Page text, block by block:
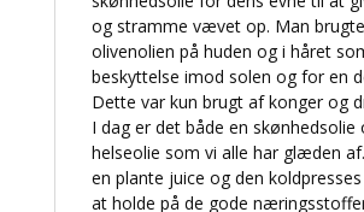
og stramme vævet op. Man
olivenolien på huden og i håret
beskyttelse imod solen og for en
Dette var kun brugt af konger og
I dag er det både en skønhedsolie
helseolie som vi alle har glæden
en plante juice og den
at holde på de gode